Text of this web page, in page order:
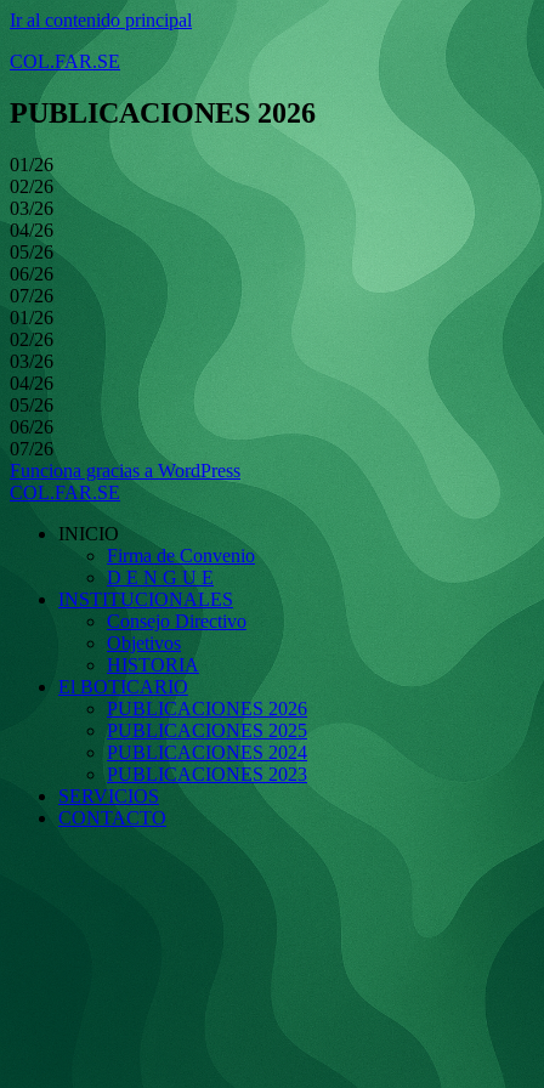
Ir al contenido principal
COL.FAR.SE
PUBLICACIONES 2026
01/26
02/26
03/26
04/26
05/26
06/26
07/26
01/26
02/26
03/26
04/26
05/26
06/26
07/26
Funciona gracias a WordPress
COL.FAR.SE
INICIO
Firma de Convenio
D E N G U E
INSTITUCIONALES
Consejo Directivo
Objetivos
HISTORIA
El BOTICARIO
PUBLICACIONES 2026
PUBLICACIONES 2025
PUBLICACIONES 2024
PUBLICACIONES 2023
SERVICIOS
CONTACTO